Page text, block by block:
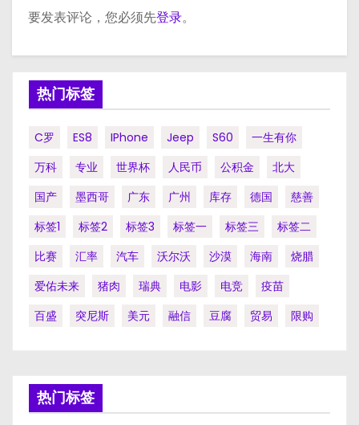
要发表评论，您必须先登录。
热门标签
C罗 ES8 IPhone Jeep S60
一生有你
万科
专业 世界杯 人民币 公积金
北大
国产
墨西哥 广东 广州 库存 德国
慈善
标签1
标签2 标签3 标签一 标签三
标签二
比赛
汇率 汽车 沃尔沃 沙漠 海南
烧腊
爱佑未来
猪肉 瑞典 电影 电竞
疫苗
百盛
突尼斯 美元 融信 豆腐 贸易 限购
热门标签